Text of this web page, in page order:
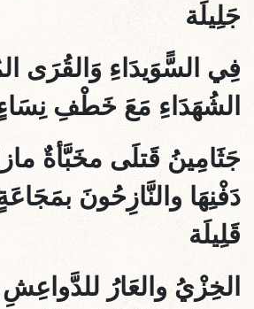
جَلِيلَة
فِي السًّوَيدَاءِ وَالقُرَى
الشُهَدَاءِ مَعَ خَطْفِ
جَثَامِينُ قَتلَى مخَبَّأةٌ
دَفْنِهَا والنَّازِحُونَ
قَلِيلَة
الخِزْيُ والعَارُ